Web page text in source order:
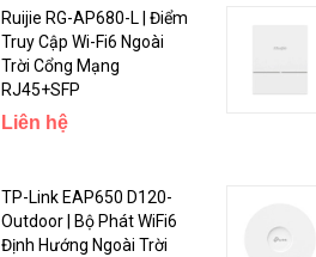
Ruijie RG-AP680-L | Điểm
Truy Cập Wi-Fi6 Ngoài
Trời Cổng Mạng
RJ45+SFP
Liên hệ
TP-Link EAP650 D120-
Outdoor | Bộ Phát WiFi6
Định Hướng Ngoài Trời